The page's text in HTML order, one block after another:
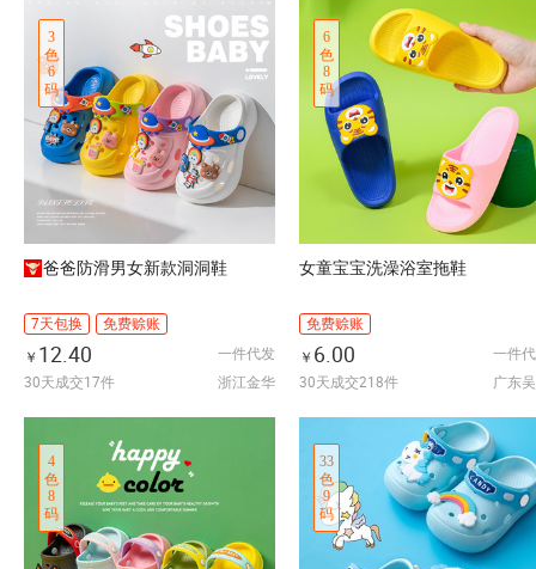
3
色
6
码
爸爸防滑男女新款洞洞鞋
7天包换
免费赊账
￥ 12.40
一件代发
30天成交17件
浙江金华
6
色
8
码
女童宝宝洗澡浴室拖鞋
免费赊账
￥ 6.00
一件
30天成交218件
广东
4
色
8
码
33
色
9
码